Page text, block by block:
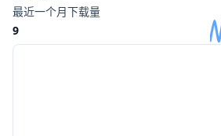
最近一个月下载量
9